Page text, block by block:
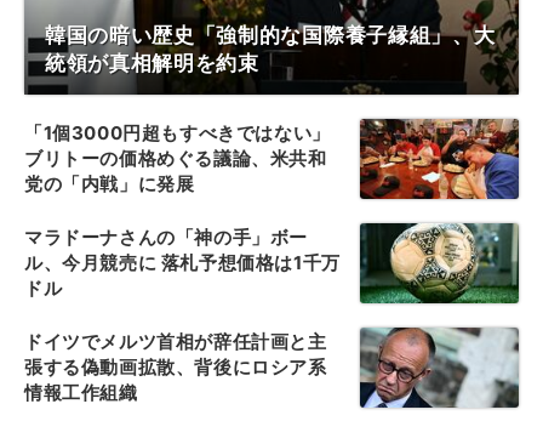
韓国の暗い歴史「強制的な国際養子縁組」、大
統領が真相解明を約束
「1個3000円超もすべきではない」
ブリトーの価格めぐる議論、米共和
党の「内戦」に発展
マラドーナさんの「神の手」ボー
ル、今月競売に 落札予想価格は1千万
ドル
ドイツでメルツ首相が辞任計画と主
張する偽動画拡散、背後にロシア系
情報工作組織